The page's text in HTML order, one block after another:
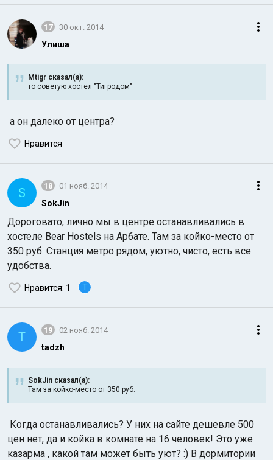
17 30 окт. 2014
Улиша
Mtigr сказал(а):
то советую хостел "Тигродом"
а он далеко от центра?
Нравится
S 18 01 нояб. 2014
SokJin
Дороговато, лично мы в центре останавливались в
хостеле Bear Hostels на Арбате. Там за койко-место от
350 руб. Станция метро рядом, уютно, чисто, есть все
удобства.
Нравится: 1 T
T 19 02 нояб. 2014
tadzh
SokJin сказал(а):
Там за койко-место от 350 руб.
Когда останавливались? У них на сайте дешевле 500
цен нет, да и койка в комнате на 16 человек! Это уже
казарма , какой там может быть уют? :) В дормитории